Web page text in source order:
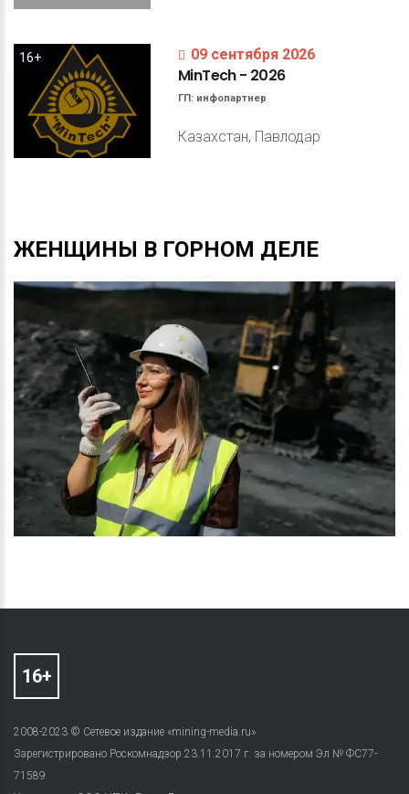
16+ 09 сентября 2026
MinTech- 2026
ГП: инфопартнер
Казахстан, Павлодар
ЖЕНЩИНЫ В ГОРНОМ ДЕЛЕ
2008-2023 © Сетевое издание «mining-media.ru»
Зарегистрировано Роскомнадзор 23.11.2017 г. за номером Эл № ФС77-
71589